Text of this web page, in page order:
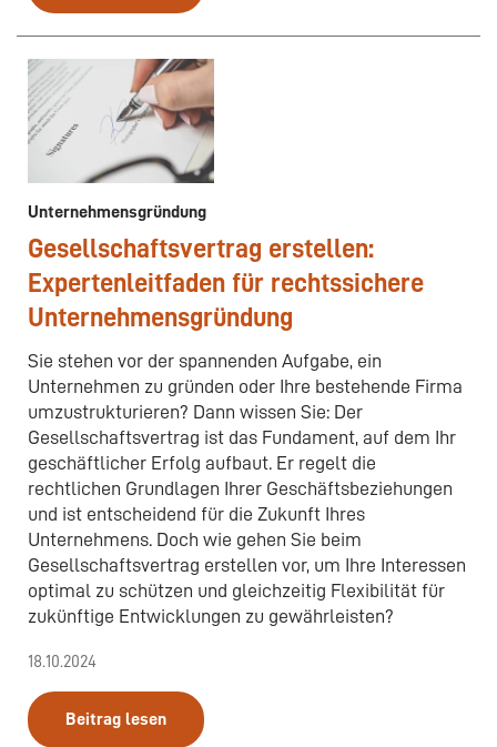
Unternehmensgründung
Gesellschaftsvertrag erstellen:
Expertenleitfaden für rechtssichere
Unternehmensgründung
Sie stehen vor der spannenden Aufgabe, ein
Unternehmen zu gründen oder Ihre bestehende Firma
umzustrukturieren? Dann wissen Sie: Der
Gesellschaftsvertrag ist das Fundament, auf dem Ihr
geschäftlicher Erfolg aufbaut. Er regelt die
rechtlichen Grundlagen Ihrer Geschäftsbeziehungen
und ist entscheidend für die Zukunft Ihres
Unternehmens. Doch wie gehen Sie beim
Gesellschaftsvertrag erstellen vor, um Ihre Interessen
optimal zu schützen und gleichzeitig Flexibilität für
zukünftige Entwicklungen zu gewährleisten?
18.10.2024
Beitrag lesen